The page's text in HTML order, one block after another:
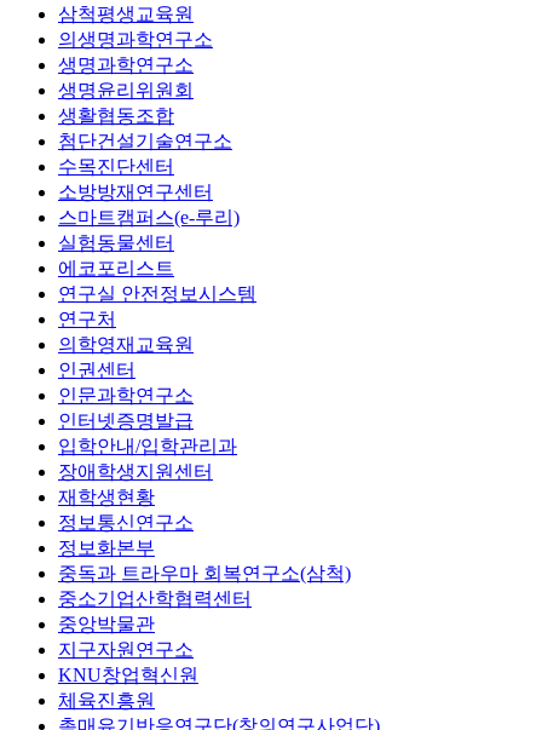
삼척평생교육원
의생명과학연구소
생명과학연구소
생명윤리위원회
생활협동조합
첨단건설기술연구소
수목진단센터
소방방재연구센터
스마트캠퍼스(e-루리)
실험동물센터
에코포리스트
연구실 안전정보시스템
연구처
의학영재교육원
인권센터
인문과학연구소
인터넷증명발급
입학안내/입학관리과
장애학생지원센터
재학생현황
정보통신연구소
정보화본부
중독과 트라우마 회복연구소(삼척)
중소기업산학협력센터
중앙박물관
지구자원연구소
KNU창업혁신원
체육진흥원
촉매유기반응연구단(창의연구사업단)